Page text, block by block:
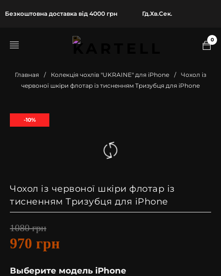
Безкоштовна доставка від 4000 грн Гд.Хв.Сек.
0
Главная / Колекція чохлів "UKRAINE" для iPhone /
Чохол із
червоної шкіри флотар із тисненням Тризубця для iPhone
-10%
Чохол із червоної шкіри флотар із
тисненням Тризубця для iPhone
1080грн
970 грн
Выберите модель iPhone